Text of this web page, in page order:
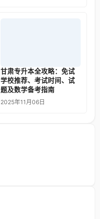
甘肃专升本全攻略：免试
学校推荐、考试时间、试
题及数学备考指南
2025年11月06日